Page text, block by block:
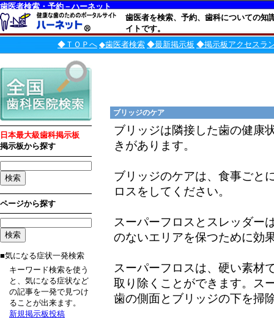
歯医者検索・予約－ハーネット
歯医者を検索、予約、歯科についての知
イトです。
◆ＴＯＰへ ◆歯医者検索 ◆最新掲示板 ◆掲示板アクセスラ
日本最大級歯科掲示板
掲示板から探す
ページから探す
■気になる症状一発検索
キーワード検索を使う
と、気になる症状など
の記事を一発で見つけ
ることが出来ます。
新規掲示板投稿
ブリッジのケア
ブリッジは隣接した歯の健康
きがあります。
ブリッジのケアは、食事ごと
ロスをしてください。
スーパーフロスとスレッダー
のないエリアを保つために効
スーパーフロスは、硬い素材
取り除くことができます。ス
歯の側面とブリッジの下を掃